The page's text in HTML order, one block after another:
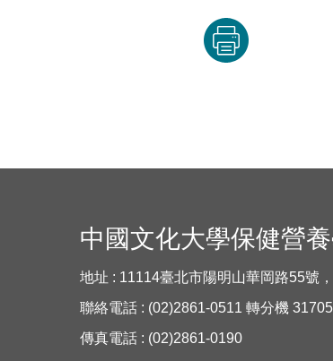
中國文化大學保健營
地址 : 11114臺北市陽明山華岡路55號
聯絡電話 : (02)2861-0511 轉分機
傳真電話 : (02)2861-0190